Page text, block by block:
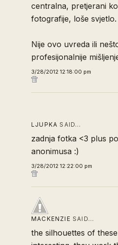
centralna, pretjerani
fotografije, loše svjetlo.
Nije ovo uvreda ili
profesijonalnije
3/28/2012 12:18:00 pm
LJUPKA SAID…
zadnja fotka <3 plus
anonimusa :)
3/28/2012 12:22:00 pm
MACKENZIE SAID…
the silhouettes of